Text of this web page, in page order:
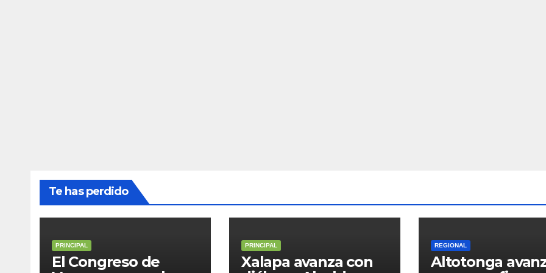
Te has perdido
PRINCIPAL
El Congreso de
PRINCIPAL
Xalapa avanza con
REGIONAL
Altotonga